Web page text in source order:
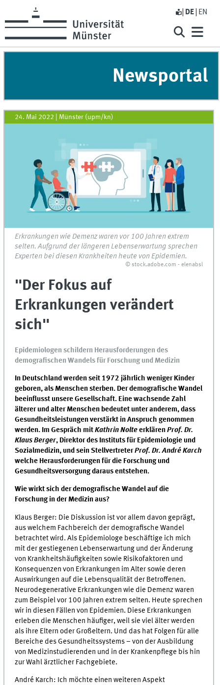
DE EN
Newsportal
24. Mai 2022 Münster (upm/kn)
Erkrankungen wie Demenz waren vor 100 Jahren extrem
selten. Aufgrund der längeren Lebenserwartung sprechen
Experten bei diesen Krankheiten heute von Epidemien.
© stock.adobe.com - elenabsl
"Der Fokus auf
Erkrankungen verändert
sich"
Epidemiologen schildern Herausforderungen des
demografischen Wandels für Forschung und Medizin
In Deutschland werden seit 1972 jährlich weniger Kinder
geboren, als Menschen sterben. Der demografische Wandel
beeinflusst unsere Gesellschaft. Eine wachsende Zahl
älterer und alter Menschen bedeutet unter anderem, dass
Gesundheitsleistungen verstärkt in Anspruch genommen
werden. Im Gespräch mitKathrin NolteerklärenProf. Dr.
Klaus Berger, Direktor des Instituts für Epidemiologie und
Sozialmedizin, und sein StellvertreterProf. Dr. André Karch
welche Herausforderungen für die Forschung und
Gesundheitsversorgung daraus entstehen.
Wie wirkt sich der demografische Wandel auf die
Forschung in der Medizin aus?
Klaus Berger: Die Diskussion ist vor allem davon geprägt,
aus welchem Fachbereich der demografische Wandel
betrachtet wird. Als Epidemiologe beschäftige ich mich
mit der gestiegenen Lebenserwartung und der Änderung
von Krankheitshäufigkeiten sowie Risikofaktoren und
Konsequenzen von Erkrankungen im Alter sowie deren
Auswirkungen auf die Lebensqualität der Betroffenen.
Neurodegenerative Erkrankungen wie die Demenz waren
zum Beispiel vor 100 Jahren extrem selten. Heute sprechen
wir in diesen Fällen von Epidemien. Diese Erkrankungen
erleben die Menschen häufiger, weil sie viel älter werden
als ihre Eltern oder Großeltern. Und das hat Folgen für alle
Bereiche des Gesundheitssystems – von der Ausbildung
von Medizinstudierenden und in der Krankenpflege bis hin
zur Wahl ärztlicher Fachgebiete.
André Karch: Ich möchte einen weiteren Aspekt